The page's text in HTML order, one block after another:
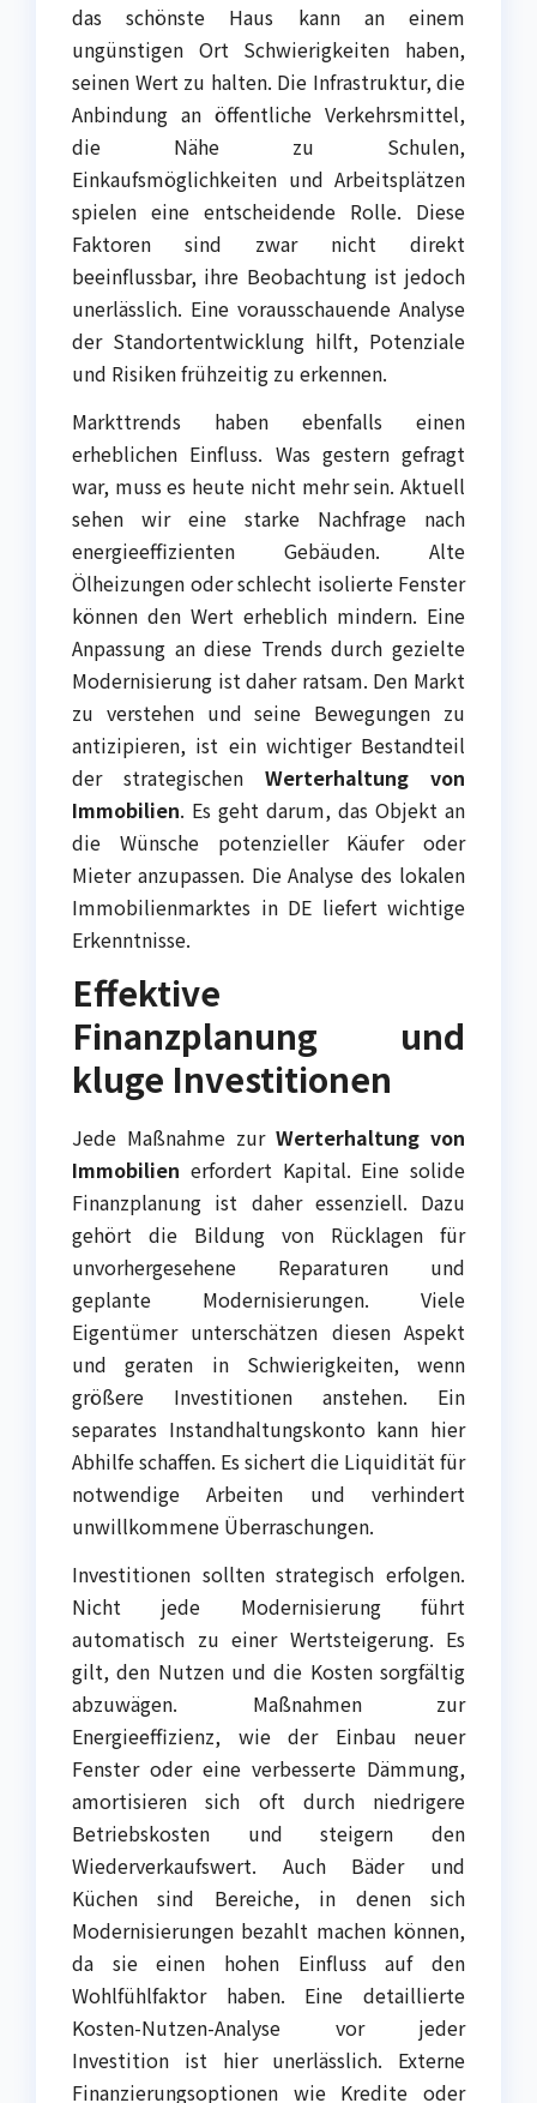
das schönste Haus kann an einem
ungünstigen Ort Schwierigkeiten haben,
seinen Wert zu halten. Die Infrastruktur, die
Anbindung an öffentliche Verkehrsmittel,
die Nähe zu Schulen,
Einkaufsmöglichkeiten und Arbeitsplätzen
spielen eine entscheidende Rolle. Diese
Faktoren sind zwar nicht direkt
beeinflussbar, ihre Beobachtung ist jedoch
unerlässlich. Eine vorausschauende Analyse
der Standortentwicklung hilft, Potenziale
und Risiken frühzeitig zu erkennen.
Markttrends haben ebenfalls einen
erheblichen Einfluss. Was gestern gefragt
war, muss es heute nicht mehr sein. Aktuell
sehen wir eine starke Nachfrage nach
energieeffizienten Gebäuden. Alte
Ölheizungen oder schlecht isolierte Fenster
können den Wert erheblich mindern. Eine
Anpassung an diese Trends durch gezielte
Modernisierung ist daher ratsam. Den Markt
zu verstehen und seine Bewegungen zu
antizipieren, ist ein wichtiger Bestandteil
der strategischen Werterhaltung von
Immobilien. Es geht darum, das Objekt an
die Wünsche potenzieller Käufer oder
Mieter anzupassen. Die Analyse des lokalen
Immobilienmarktes in DE liefert wichtige
Erkenntnisse.
Effektive
Finanzplanung und
kluge Investitionen
Jede Maßnahme zur Werterhaltung von
Immobilien erfordert Kapital. Eine solide
Finanzplanung ist daher essenziell. Dazu
gehört die Bildung von Rücklagen für
unvorhergesehene Reparaturen und
geplante Modernisierungen. Viele
Eigentümer unterschätzen diesen Aspekt
und geraten in Schwierigkeiten, wenn
größere Investitionen anstehen. Ein
separates Instandhaltungskonto kann hier
Abhilfe schaffen. Es sichert die Liquidität für
notwendige Arbeiten und verhindert
unwillkommene Überraschungen.
Investitionen sollten strategisch erfolgen.
Nicht jede Modernisierung führt
automatisch zu einer Wertsteigerung. Es
gilt, den Nutzen und die Kosten sorgfältig
abzuwägen. Maßnahmen zur
Energieeffizienz, wie der Einbau neuer
Fenster oder eine verbesserte Dämmung,
amortisieren sich oft durch niedrigere
Betriebskosten und steigern den
Wiederverkaufswert. Auch Bäder und
Küchen sind Bereiche, in denen sich
Modernisierungen bezahlt machen können,
da sie einen hohen Einfluss auf den
Wohlfühlfaktor haben. Eine detaillierte
Kosten-Nutzen-Analyse vor jeder
Investition ist hier unerlässlich. Externe
Finanzierungsoptionen wie Kredite oder